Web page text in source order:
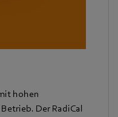
hohen
Der RadiCal